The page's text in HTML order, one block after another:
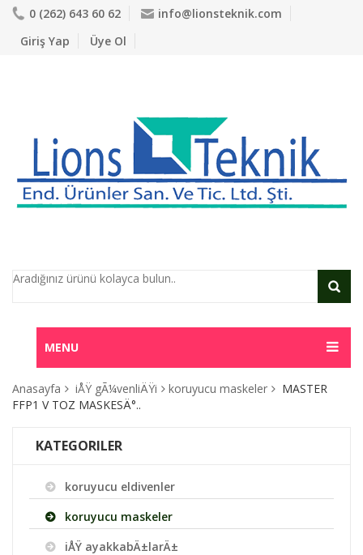
0 (262) 643 60 62
info@lionsteknik.com
Giriş Yap
Üye Ol
MENU
Anasayfa iÅŸ gÃ¼venliÄŸi koruyucu maskeler
MASTER
FFP1 V TOZ MASKESÄ°..
KATEGORILER
koruyucu eldivenler
koruyucu maskeler
iÅŸ ayakkabÄ±larÄ±